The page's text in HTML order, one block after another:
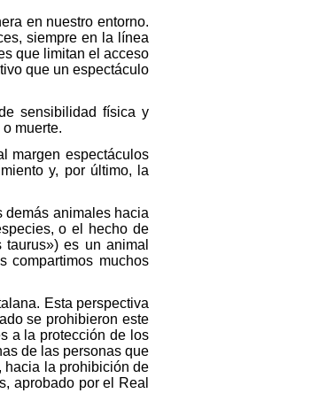
en nuestro entorno.
siempre en la línea
que limitan el acceso
que un espectáculo
sensibilidad física y
muerte.
margen espectáculos
y, por último, la
demás animales hacia
o el hecho de
es un animal
compartimos muchos
Esta perspectiva
se prohibieron este
a la protección de los
de las personas que
hacia la prohibición de
aprobado por el Real